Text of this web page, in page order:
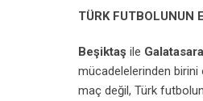
TÜRK FUTBOLUNUN
Beşiktaş ile
mücadelelerinden birini
maç değil, Türk